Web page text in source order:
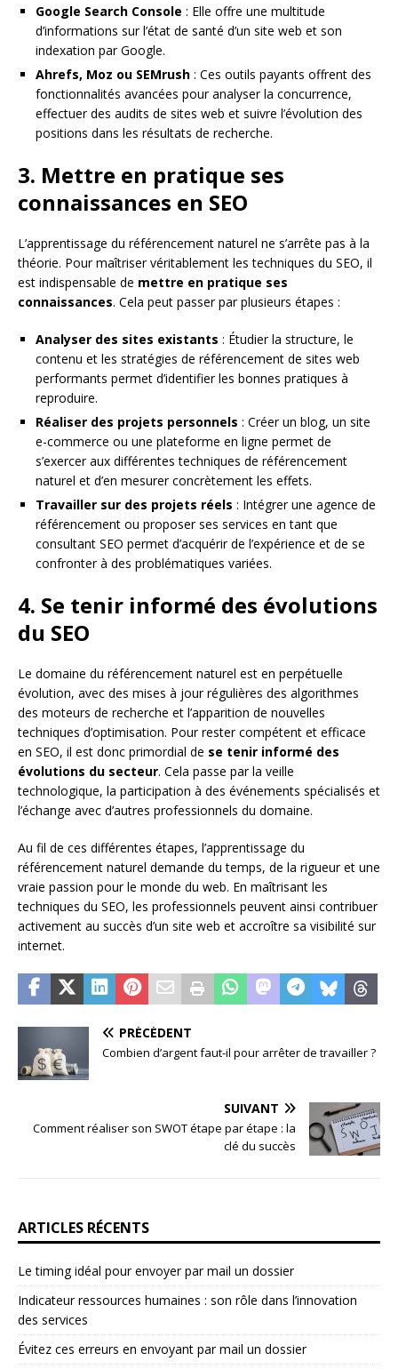
Google Search Console : Elle offre une multitude
d’informations sur l’état de santé d’un site web et son
indexation par Google.
Ahrefs, Moz ou SEMrush : Ces outils payants offrent des
fonctionnalités avancées pour analyser la concurrence,
effectuer des audits de sites web et suivre l’évolution des
positions dans les résultats de recherche.
3. Mettre en pratique ses
connaissances en SEO
L’apprentissage du référencement naturel ne s’arrête pas à la
théorie. Pour maîtriser véritablement les techniques du SEO, il
est indispensable de mettre en pratique ses
connaissances. Cela peut passer par plusieurs étapes :
Analyser des sites existants : Étudier la structure, le
contenu et les stratégies de référencement de sites web
performants permet d’identifier les bonnes pratiques à
reproduire.
Réaliser des projets personnels : Créer un blog, un site
e-commerce ou une plateforme en ligne permet de
s’exercer aux différentes techniques de référencement
naturel et d’en mesurer concrètement les effets.
Travailler sur des projets réels : Intégrer une agence de
référencement ou proposer ses services en tant que
consultant SEO permet d’acquérir de l’expérience et de se
confronter à des problématiques variées.
4. Se tenir informé des évolutions
du SEO
Le domaine du référencement naturel est en perpétuelle
évolution, avec des mises à jour régulières des algorithmes
des moteurs de recherche et l’apparition de nouvelles
techniques d’optimisation. Pour rester compétent et efficace
en SEO, il est donc primordial de se tenir informé des
évolutions du secteur. Cela passe par la veille
technologique, la participation à des événements spécialisés et
l’échange avec d’autres professionnels du domaine.
Au fil de ces différentes étapes, l’apprentissage du
référencement naturel demande du temps, de la rigueur et une
vraie passion pour le monde du web. En maîtrisant les
techniques du SEO, les professionnels peuvent ainsi contribuer
activement au succès d’un site web et accroître sa visibilité sur
internet.
PRÉCÉDENT
Combien d’argent faut-il pour arrêter de travailler ?
SUIVANT
Comment réaliser son SWOT étape par étape : la
clé du succès
ARTICLES RÉCENTS
Le timing idéal pour envoyer par mail un dossier
Indicateur ressources humaines : son rôle dans l’innovation
des services
Évitez ces erreurs en envoyant par mail un dossier